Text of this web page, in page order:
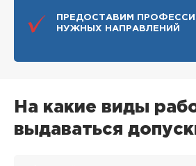
ПРЕДОСТАВИМ
НУЖНЫХ НАПРАВЛЕНИЙ
На какие виды
выдаваться